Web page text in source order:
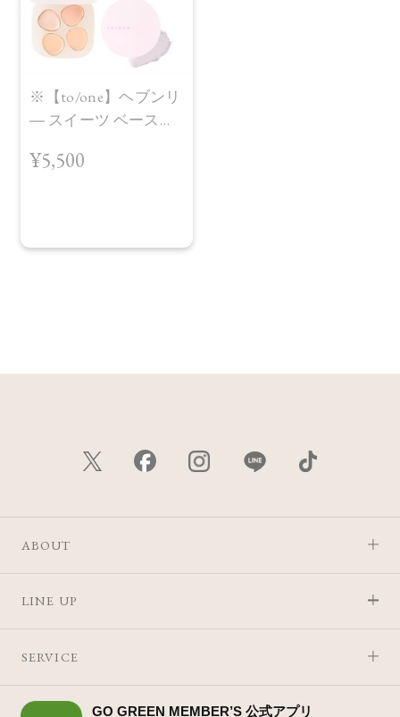
ダー花エキス、ローズマリー葉エキス、ゼニアオイ花エキ
ス、デキストラン、アセチルテトラペプチド－3、アカツメク
サ花エキス、酸化チタン、グンジョウ、赤226、フェノキシエ
【原産国】
ますので予めご了承ください。
載と異なる場合がございます。
●予告なくパッケージ仕様が変更になる場合がございます。
※【to/one】ヘブンリ
― スイーツ ベースメ
Holiday Collection＞
¥5,500
ABOUT
LINE UP
SERVICE
GO GREEN MEMBER’S 公式アプリ